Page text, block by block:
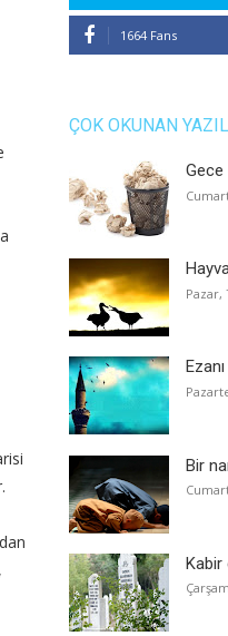
1664 Fans
ÇOK OKUNAN
Pazar,
Bir
Kabir